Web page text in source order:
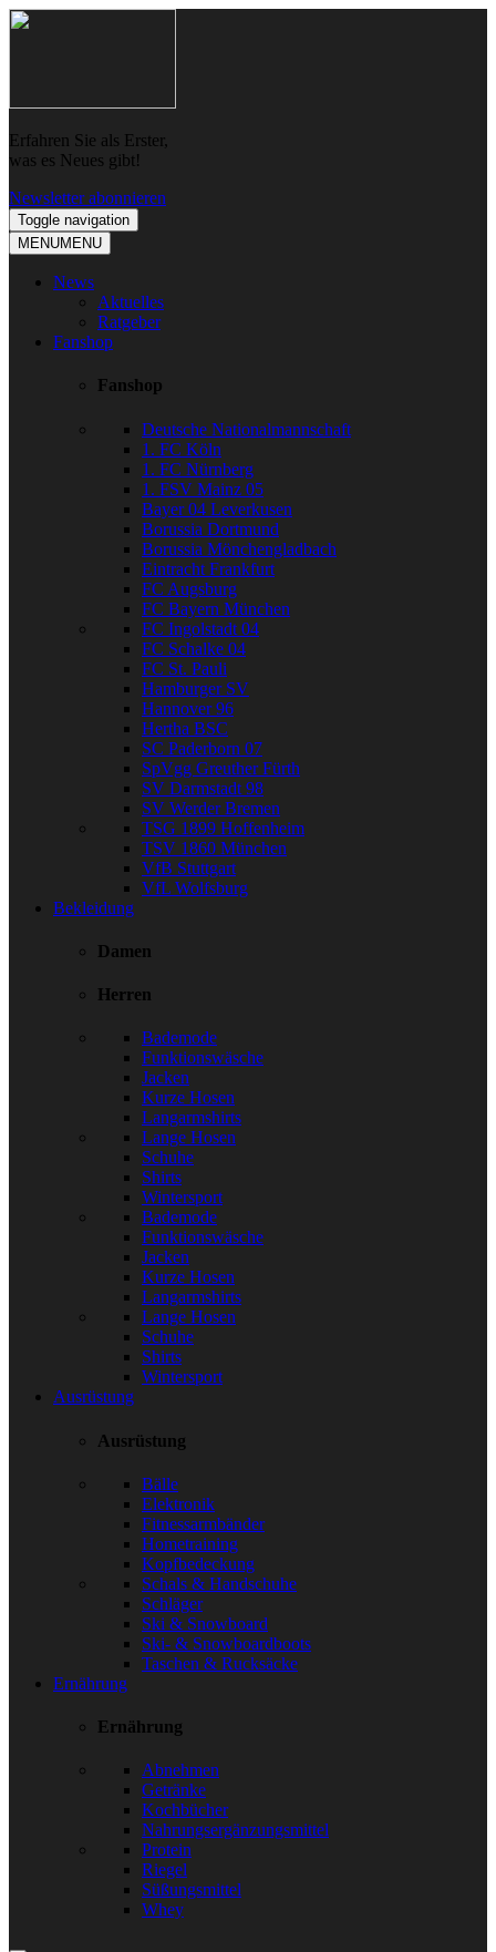
Skip
Skip
Erfahren Sie als Erster,
was es Neues gibt!
Newsletter abonnieren
Toggle navigation
MENUMENU
News
Aktuelles
Ratgeber
Fanshop
Fanshop
Deutsche Nationalmannschaft
1. FC Köln
1. FC Nürnberg
1. FSV Mainz 05
Bayer 04 Leverkusen
Borussia Dortmund
Borussia Mönchengladbach
Eintracht Frankfurt
FC Augsburg
FC Bayern München
FC Ingolstadt 04
FC Schalke 04
FC St. Pauli
Hamburger SV
Hannover 96
Hertha BSC
SC Paderborn 07
SpVgg Greuther Fürth
SV Darmstadt 98
SV Werder Bremen
TSG 1899 Hoffenheim
TSV 1860 München
VfB Stuttgart
VfL Wolfsburg
Bekleidung
Damen
Herren
Bademode
Funktionswäsche
Jacken
Kurze Hosen
Langarmshirts
Lange Hosen
Schuhe
Shirts
Wintersport
Bademode
Funktionswäsche
Jacken
Kurze Hosen
Langarmshirts
Lange Hosen
Schuhe
Shirts
Wintersport
Ausrüstung
Ausrüstung
Bälle
Elektronik
Fitnessarmbänder
Hometraining
Kopfbedeckung
Schals & Handschuhe
Schläger
Ski & Snowboard
Ski- & Snowboardboots
Taschen & Rucksäcke
Ernährung
Ernährung
Abnehmen
Getränke
Kochbücher
Nahrungsergänzungsmittel
Protein
Riegel
Süßungsmittel
Whey